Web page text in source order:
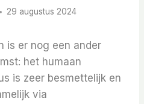
29 augustus 2024
is er nog een ander
het humaan
is zeer besmettelijk en
via